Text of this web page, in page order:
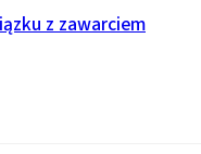
z zawarciem